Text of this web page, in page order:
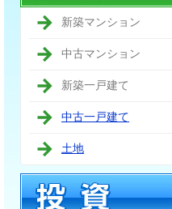
新築マンション
中古マンション
新築一戸建て
中古一戸建て
土地